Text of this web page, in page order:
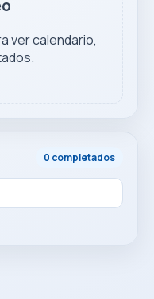
0 completados
ver calendario,